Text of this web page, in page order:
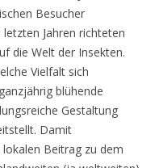
Besucher
Jahren richteten
die Welt der Insekten.
Vielfalt sich
blühende
Gestaltung
Damit
Beitrag zu dem